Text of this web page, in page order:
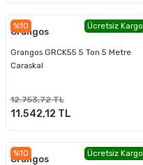
%10 Ücretsiz Kargo
Grangos
Grangos GRCK55 5 Ton 5 Metre
Caraskal
12.753,72 TL
11.542,12 TL
%10 Ücretsiz Kargo
Grangos